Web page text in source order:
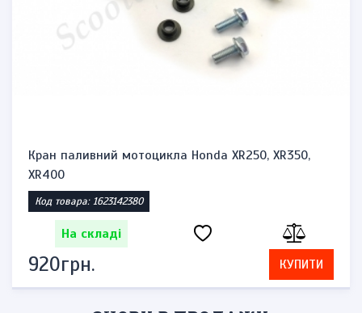
Кран паливний мотоцикла Honda XR250, XR350,
XR400
Код товара: 1623142380
На складі
920грн. КУПИТИ